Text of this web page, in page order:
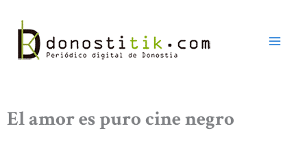
contenido
El amor es puro cine negro